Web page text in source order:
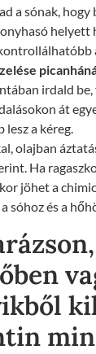
a sónak, hogy
helyett
irdald be,
át
lesz a kéreg.
olajban
Ha
jöhet a
sóhoz és a